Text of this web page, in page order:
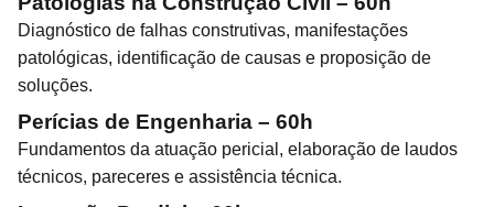
Diagnóstico de falhas construtivas, manifestações
patológicas, identificação de causas e proposição de
soluções.
Perícias de Engenharia – 60h
Fundamentos da atuação pericial, elaboração de laudos
técnicos, pareceres e assistência técnica.